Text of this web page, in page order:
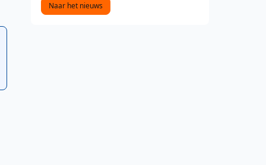
Naar het nieuws